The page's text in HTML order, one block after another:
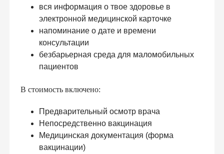
вся информация о твое здоровье в
электронной медицинской карточке
напоминание о дате и времени
консультации
безбарьерная среда для маломобильных
пациентов
В стоимость включено:
Предварительный осмотр врача
Непосредственно вакцинация
Медицинская документация (форма
вакцинации)